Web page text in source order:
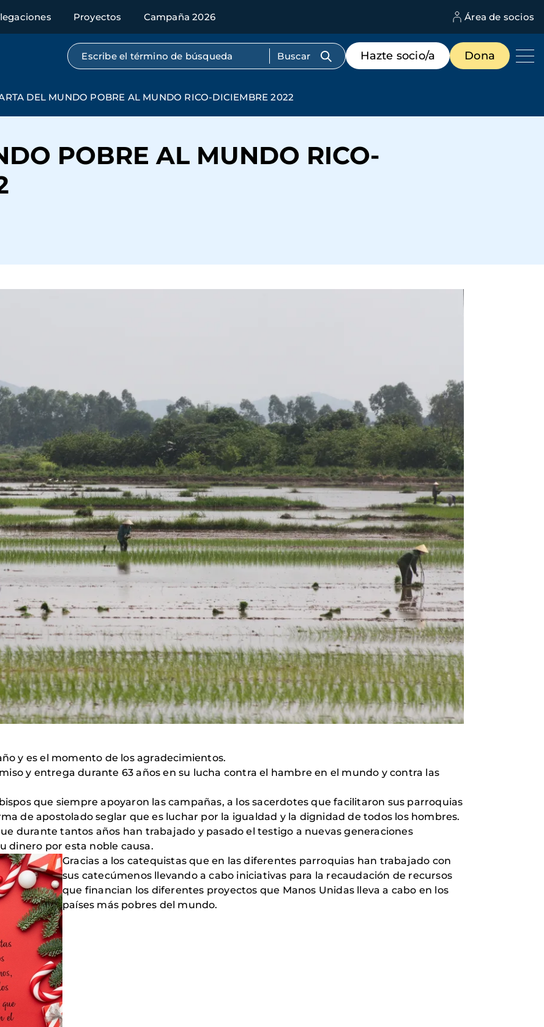
Proyectos Campaña 2026 Área de socios
Búsqueda por texto completo
Menú
de
destacados
Hazte socio/a Dona
DEL MUNDO POBRE AL MUNDO RICO-DICIEMBRE 2022
POBRE AL MUNDO RICO-
y es el momento de los agradecimientos.
y entrega durante 63 años en su lucha contra el hambre en el mundo y contra las
que siempre apoyaron las campañas, a los sacerdotes que facilitaron sus parroquias
de apostolado seglar que es luchar por la igualdad y la dignidad de todos los hombres.
durante tantos años han trabajado y pasado el testigo a nuevas generaciones
dinero por esta noble causa.
Gracias a los catequistas que en las diferentes parroquias han trabajado con
sus catecúmenos llevando a cabo iniciativas para la recaudación de recursos
que financian los diferentes proyectos que Manos Unidas lleva a cabo en los
países más pobres del mundo.